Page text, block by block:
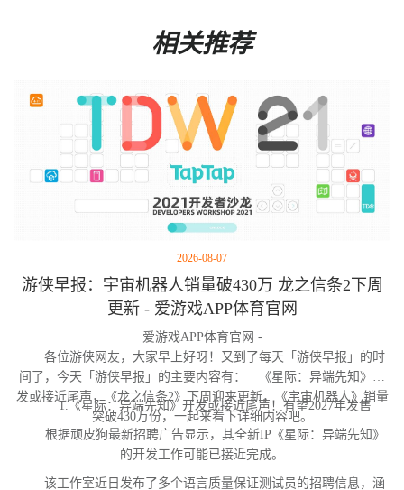
相关推荐
2026-08-07
游侠早报：宇宙机器人销量破430万 龙之信条2下周
更新 - 爱游戏APP体育官网
爱游戏APP体育官网 -
各位游侠网友，大家早上好呀！又到了每天「游侠早报」的时
间了，今天「游侠早报」的主要内容有： 《星际：异端先知》开
发或接近尾声，《龙之信条2》下周迎来更新，《宇宙机器人》销量
突破430万份，一起来看下详细内容吧。
1.《星际：异端先知》开发或接近尾声！有望2027年发售
根据顽皮狗最新招聘广告显示，其全新IP《星际：异端先知》
的开发工作可能已接近完成。
该工作室近日发布了多个语言质量保证测试员的招聘信息，涵